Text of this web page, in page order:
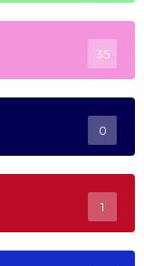
35
0
1